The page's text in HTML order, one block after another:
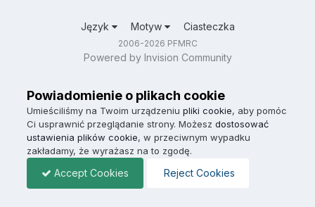
Język Motyw Ciasteczka
2006-2026 PFMRC
Powered by Invision Community
Powiadomienie o plikach cookie
Umieściliśmy na Twoim urządzeniu pliki cookie, aby pomóc
Ci usprawnić przeglądanie strony. Możesz dostosować
ustawienia plików cookie, w przeciwnym wypadku
zakładamy, że wyrażasz na to zgodę.
Accept Cookies Reject Cookies